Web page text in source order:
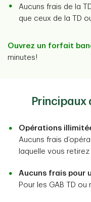
Aucuns frais de la
que ceux de la TD
Ouvrez un forfait
minutes!
Opérations
Aucuns frais
laquelle vous
Aucuns frais pour
Pour les GAB TD ou